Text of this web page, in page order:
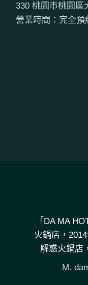
330 桃園市桃園區
營業時間：完全預
「DA MA
火鍋店，
解惑火鍋店
M.